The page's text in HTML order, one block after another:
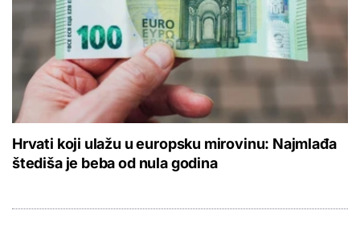
Hrvati koji ulažu u europsku mirovinu: Najmlađa
štediša je beba od nula godina